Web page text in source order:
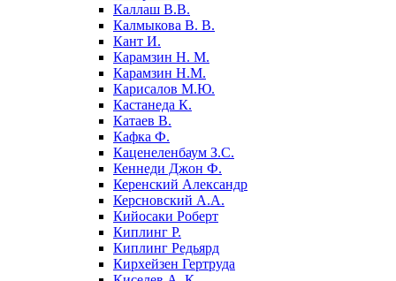
Каллаш В.В.
Калмыкова В. В.
Кант И.
Карамзин Н. М.
Карамзин Н.М.
Карисалов М.Ю.
Кастанеда К.
Катаев В.
Кафка Ф.
Каценеленбаум З.С.
Кеннеди Джон Ф.
Керенский Александр
Керсновский А.А.
Кийосаки Роберт
Киплинг Р.
Киплинг Редьярд
Кирхейзен Гертруда